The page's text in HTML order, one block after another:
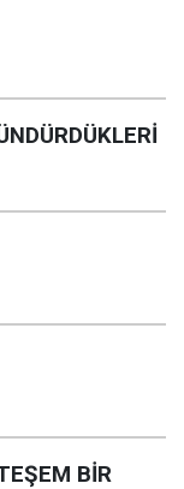
BİR